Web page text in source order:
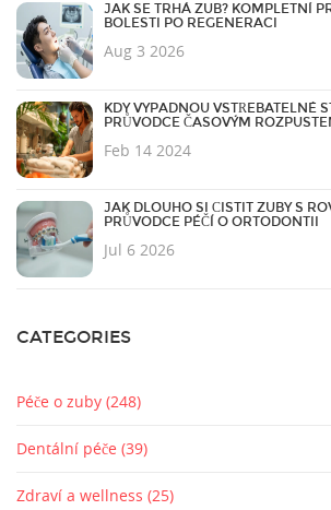
JAK SE TRHÁ ZUB? KOMPLETNÍ
BOLESTI PO REGENERACI
Aug 3 2026
KDY VYPADNOU VSTŘEBATELNÉ
PRŮVODCE ČASOVÝM
Feb 14 2024
JAK DLOUHO SI ČISTIT ZUBY S
PRŮVODCE PÉČÍ O ORTODONTII
Jul 6 2026
CATEGORIES
Péče o zuby (248)
Dentální péče (39)
Zdraví a wellness (25)